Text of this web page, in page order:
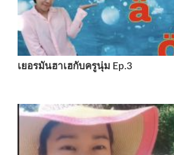
เยอรมันฮาเฮกับครูนุ่ม Ep.3